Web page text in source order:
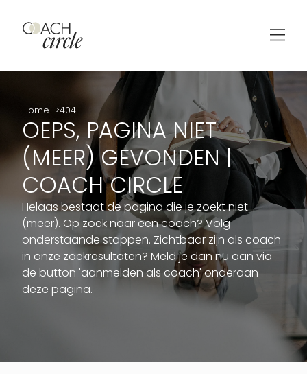
Home 404
OEPS, PAGINA NIET
(MEER) GEVONDEN |
COACH CIRCLE
Helaas bestaat de pagina die je zoekt niet
(meer). Op zoek naar een coach? Volg
onderstaande stappen. Zichtbaar zijn als coach
in onze zoekresultaten? Meld je dan nu aan via
de button 'aanmelden als coach' onderaan
deze pagina.